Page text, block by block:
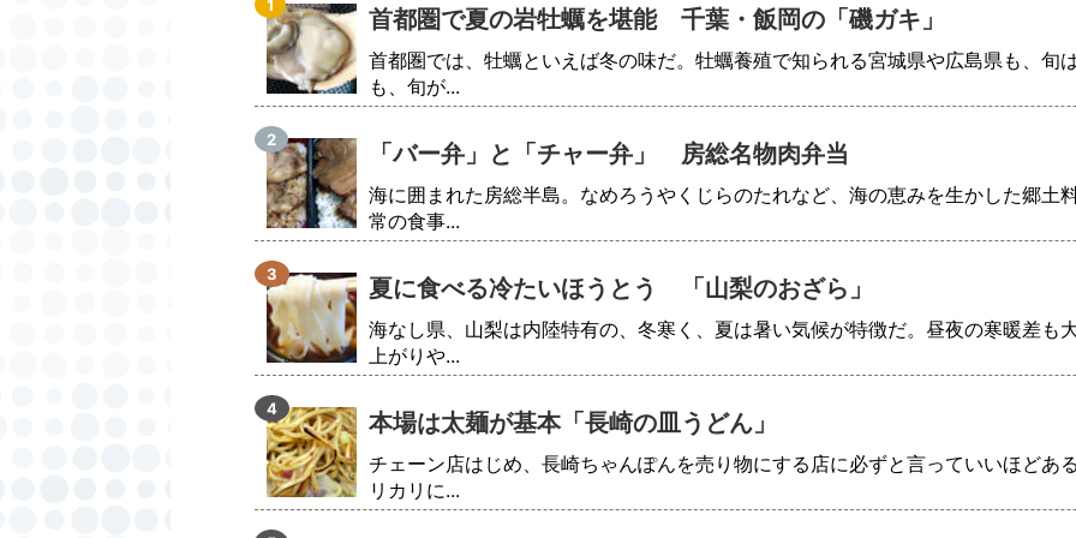
首都圏で夏の岩牡蠣を堪能 千葉・飯岡の「磯ガキ」
首都圏では、牡蠣といえば冬の味だ。牡蠣養殖で知られる宮城県や広島県も、旬
も、旬が...
「バー弁」と「チャー弁」 房総名物肉弁当
海に囲まれた房総半島。なめろうやくじらのたれなど、海の恵みを生かした郷土
常の食事...
夏に食べる冷たいほうとう 「山梨のおざら」
海なし県、山梨は内陸特有の、冬寒く、夏は暑い気候が特徴だ。昼夜の寒暖差も
上がりや...
本場は太麺が基本「長崎の皿うどん」
チェーン店はじめ、長崎ちゃんぽんを売り物にする店に必ずと言っていいほどあ
リカリに...